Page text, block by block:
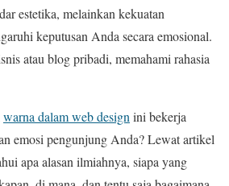
estetika, melainkan kekuatan
keputusan Anda secara emosional.
atau blog pribadi, memahami rahasia
warna dalam web design ini bekerja
emosi pengunjung Anda? Lewat artikel
apa alasan ilmiahnya, siapa yang